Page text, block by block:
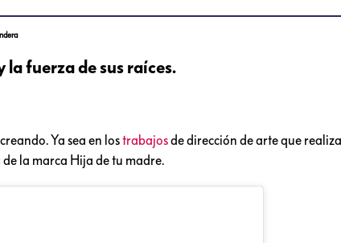
la fuerza de sus raíces.
Ya sea en lostrabajosde dirección de arte que
de la marca Hija de tu madre.